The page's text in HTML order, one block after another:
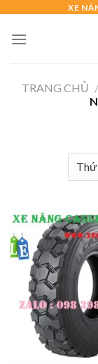
content
XE
TRANG CHỦ /